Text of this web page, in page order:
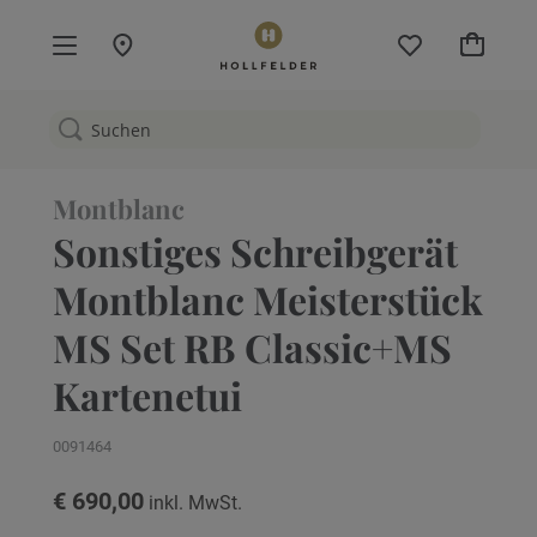
Mein
Montblanc
Sonstiges Schreibgerät
Montblanc Meisterstück
MS Set RB Classic+MS
Kartenetui
0091464
€ 690,00